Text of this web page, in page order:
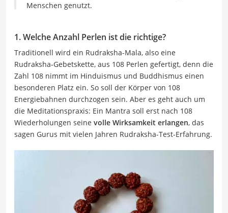
Menschen genutzt.
1. Welche Anzahl Perlen ist die richtige?
Traditionell wird ein Rudraksha-Mala, also eine
Rudraksha-Gebetskette, aus 108 Perlen gefertigt, denn die
Zahl 108 nimmt im Hinduismus und Buddhismus einen
besonderen Platz ein. So soll der Körper von 108
Energiebahnen durchzogen sein. Aber es geht auch um
die Meditationspraxis: Ein Mantra soll erst nach 108
Wiederholungen seine volle Wirksamkeit erlangen, das
sagen Gurus mit vielen Jahren Rudraksha-Test-Erfahrung.